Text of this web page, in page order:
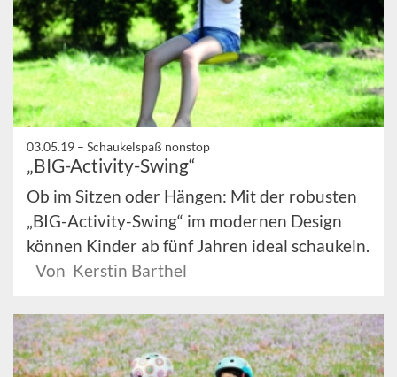
03.05.19 – Schaukelspaß nonstop
„BIG-Activity-Swing“
Ob im Sitzen oder Hängen: Mit der robusten
„BIG-Activity-Swing“ im modernen Design
können Kinder ab fünf Jahren ideal schaukeln.
Von Kerstin Barthel